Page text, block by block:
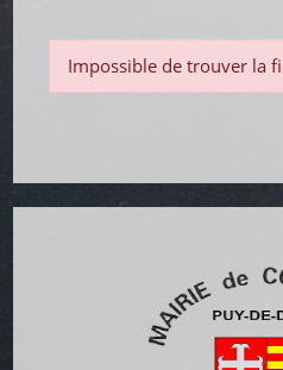
Impossible de trouver la